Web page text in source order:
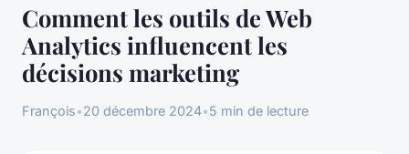
Comment les outils de Web
Analytics influencent les
décisions marketing
François•20 décembre 2024•5 min de lecture